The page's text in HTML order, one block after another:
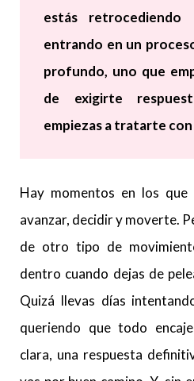
estás retrocediendo
entrando en un
profundo, uno que
de exigirte
empiezas a tratarte con
Hay momentos en los
avanzar, decidir y moverte.
de otro tipo de
dentro cuando dejas de
Quizá llevas días
queriendo que todo
clara, una respuesta